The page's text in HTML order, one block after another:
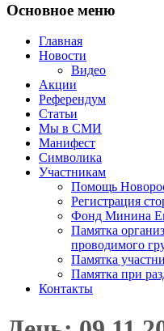
Основное меню
Главная
Новости
Видео
Акции
Референдум
Статьи
Мы в СМИ
Манифест
Символика
Участникам
Помощь
Регистрация
Фонд Минина
Памятка
проводимого
Памятка
Памятка при
Контакты